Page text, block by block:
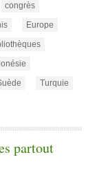
congrès
Europe
Turquie
partout